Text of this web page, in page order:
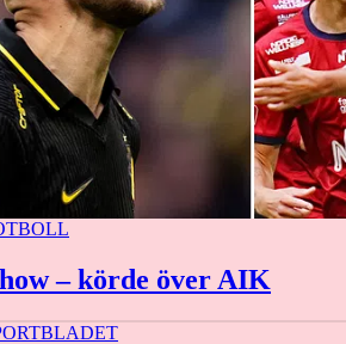
– körde över AIK